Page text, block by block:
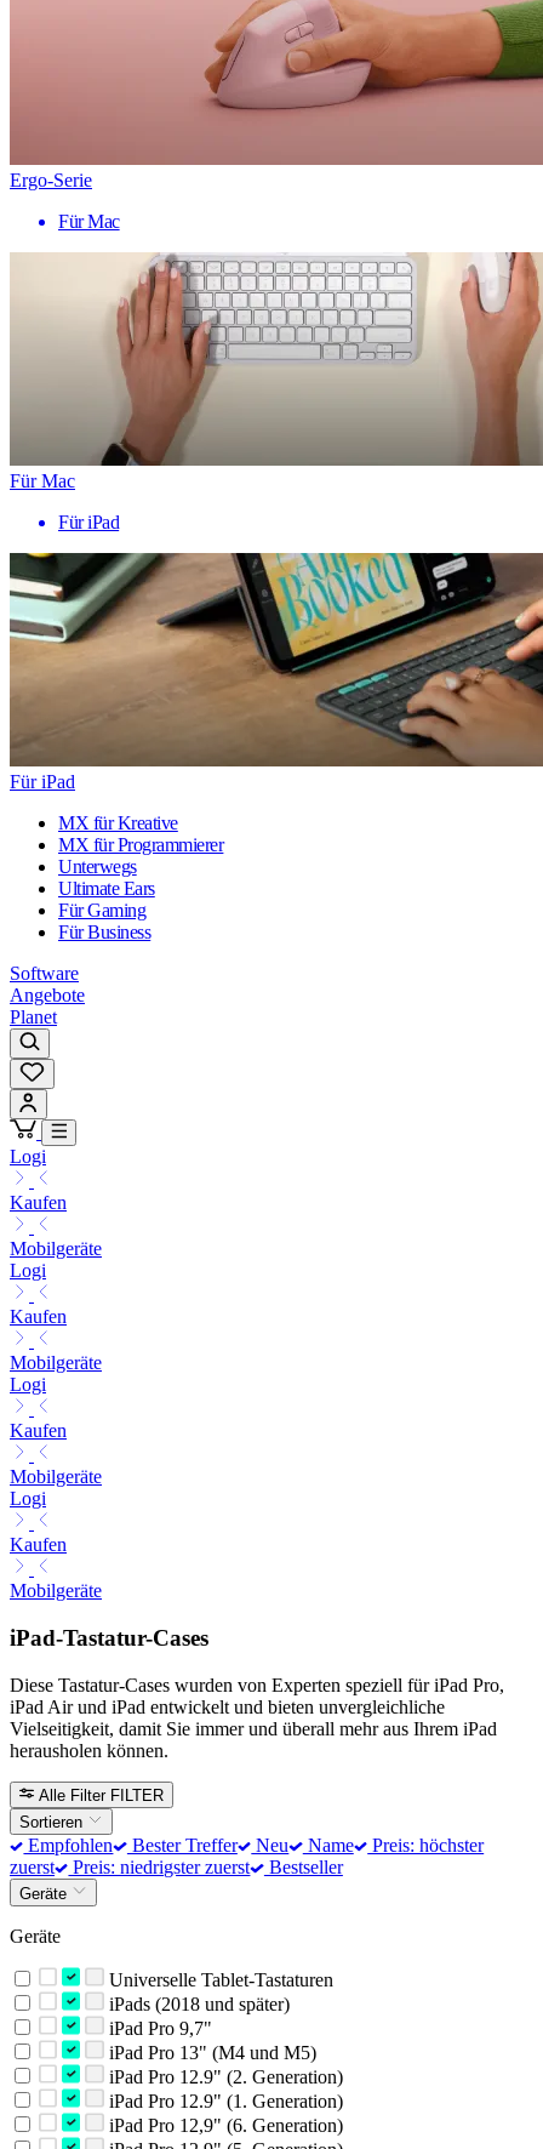
Ergo-Serie
Für Mac
Für Mac
Für iPad
Für iPad
MX für Kreative
MX für Programmierer
Unterwegs
Ultimate Ears
Für Gaming
Für Business
Software
Angebote
Planet
Logi
Kaufen
Mobilgeräte
Logi
Kaufen
Mobilgeräte
Logi
Kaufen
Mobilgeräte
Logi
Kaufen
Mobilgeräte
iPad-Tastatur-Cases
Diese Tastatur-Cases wurden von Experten speziell für iPad Pro,
iPad Air und iPad entwickelt und bieten unvergleichliche
Vielseitigkeit, damit Sie immer und überall mehr aus Ihrem iPad
herausholen können.
Alle Filter FILTER
Sortieren
Empfohlen Bester Treffer Neu Name
Preis: höchster
zuerst
Preis: niedrigster zuerst Bestseller
Geräte
Geräte
Universelle Tablet-Tastaturen
iPads (2018 und später)
iPad Pro 9,7"
iPad Pro 13" (M4 und M5)
iPad Pro 12.9" (2. Generation)
iPad Pro 12.9" (1. Generation)
iPad Pro 12,9" (6. Generation)